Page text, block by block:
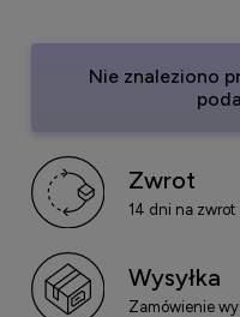
Nie znaleziono
Zwrot
14 dni na zwrot
Wysyłka
Zamówienie